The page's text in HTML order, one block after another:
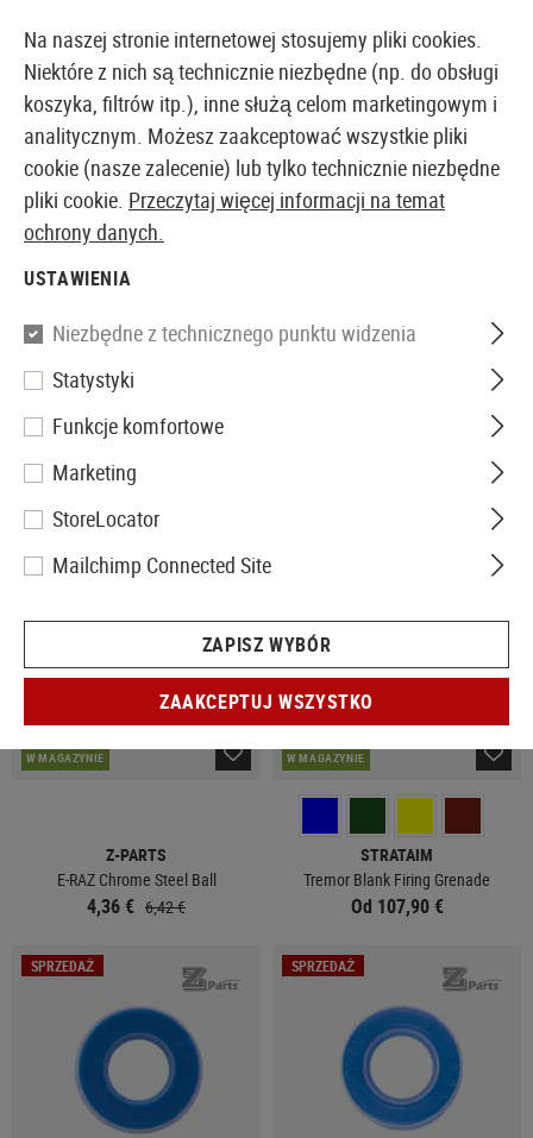
EUROPEJSKI AIRSOFT SKLEP I HURTOWNIA
Strona główna
28 Produkty
W MAGAZYNIE
Z-PARTS
E-RAZ Chrome Steel Ball
4,36 € 6,42 €
W MAGAZYNIE
STRATAIM
Tremor Blank Firing Grenade
Od 107,90 €
SPRZEDAŻ SPRZEDAŻ
Na naszej stronie internetowej stosujemy pliki cookies.
Niektóre z nich są technicznie niezbędne (np. do obsługi
koszyka, filtrów itp.), inne służą celom marketingowym i
analitycznym. Możesz zaakceptować wszystkie pliki
cookie (nasze zalecenie) lub tylko technicznie niezbędne
pliki cookie. Przeczytaj więcej informacji na temat
ochrony danych.
USTAWIENIA
Niezbędne z technicznego punktu widzenia
Statystyki
Funkcje komfortowe
Marketing
StoreLocator
Mailchimp Connected Site
ZAPISZ WYBÓR
ZAAKCEPTUJ WSZYSTKO